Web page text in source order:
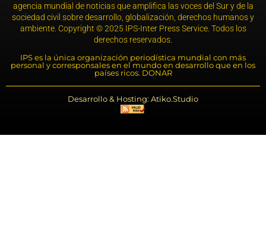
agencia mundial de noticias que amplifica las voces del Sur y de la
sociedad civil sobre desarrollo, globalización, derechos humanos y
ambiente. Copyright © 2025 IPS-Inter Press Service. Todos los
derechos reservados.
IPS es la única organización periodística mundial con más
personal y corresponsales en el mundo en desarrollo que en los
países ricos. DONAR
Desarrollo & Hosting: Atiko.Studio